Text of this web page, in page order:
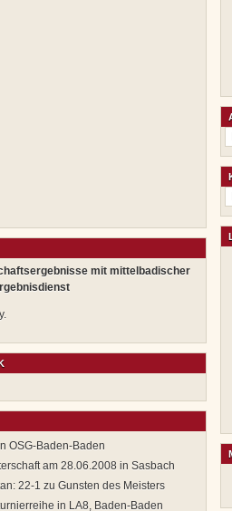
mit mittelbadischer
OSG-Baden-Baden
am 28.06.2008 in Sasbach
22-1 zu Gunsten des Meisters
in LA8, Baden-Baden